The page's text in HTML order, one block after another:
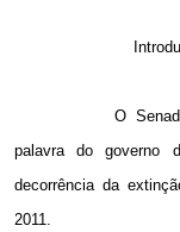
O
palavra do governo
decorrência da
2011.